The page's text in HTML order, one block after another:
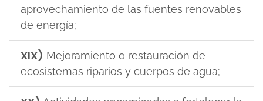
aprovechamiento de las fuentes renovables
de energía;
XIX) Mejoramiento o restauración de
ecosistemas riparios y cuerpos de agua;